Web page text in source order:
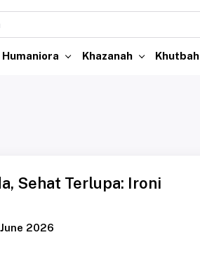
Humaniora Khazanah Khutbah
Sehat Terlupa: Ironi
2026